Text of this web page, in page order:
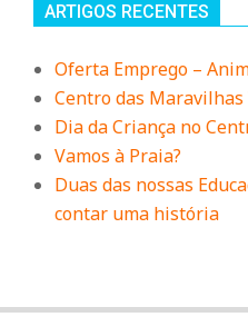
ARTIGOS RECENTES
Oferta Emprego –
Centro das
Dia da Criança no
Vamos à Praia?
Duas das nossas
contar uma história